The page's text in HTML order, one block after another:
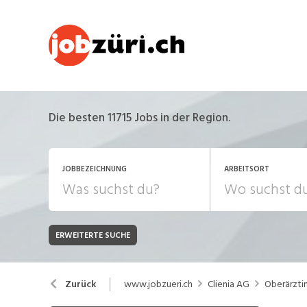
Die besten 11715 Jobs in der Region.
JOBBEZEICHNUNG ARBEITSORT
JOB-TYP
Festanstellung
Bank, Versicherung
Chemie, Pharma, Biotechnologie
ERWEITERTE SUCHE
Zurück www.jobzueri.ch Clienia AG